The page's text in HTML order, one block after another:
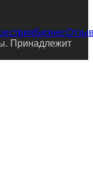
Бизнес
Принадлежит